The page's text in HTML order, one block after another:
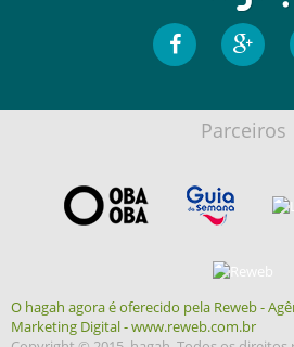
Parceiros
O hagah agora é oferecido pela Reweb -
Marketing Digital - www.reweb.com.br